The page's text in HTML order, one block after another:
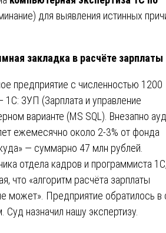
для выявления истинных
закладка в расчёте зарплаты
предприятие с численностью 1200
1С: ЗУП (Зарплата и управление
варианте (MS SQL). Внезапно
ежемесячно около 2-3% от фонда
— суммарно 47 млн рублей.
отдела кадров и программиста
что «алгоритм расчёта зарплаты
может». Предприятие обратилось в
назначил нашу экспертизу.